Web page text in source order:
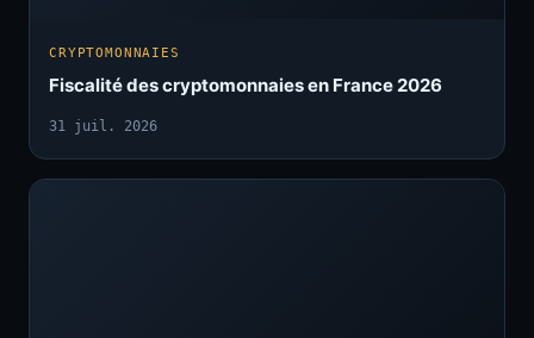
CRYPTOMONNAIES
Fiscalité des cryptomonnaies en France 2026
31 juil. 2026